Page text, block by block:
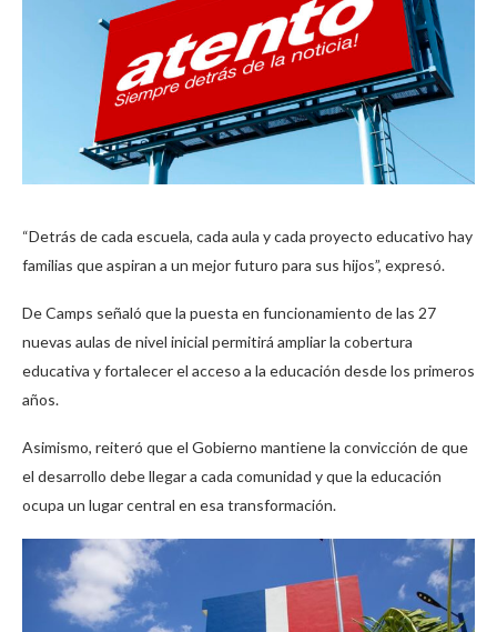
“Detrás de cada escuela, cada aula y cada proyecto educativo hay
familias que aspiran a un mejor futuro para sus hijos”, expresó.
De Camps señaló que la puesta en funcionamiento de las 27
nuevas aulas de nivel inicial permitirá ampliar la cobertura
educativa y fortalecer el acceso a la educación desde los primeros
años.
Asimismo, reiteró que el Gobierno mantiene la convicción de que
el desarrollo debe llegar a cada comunidad y que la educación
ocupa un lugar central en esa transformación.